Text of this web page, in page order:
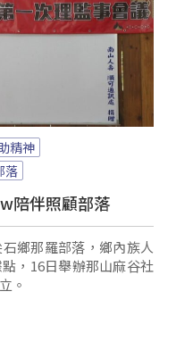
精神
落
陪伴照顧部落
鄉那羅部落，鄉內族人
，16日舉辦那山麻谷社
。